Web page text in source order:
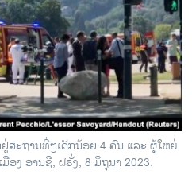
ສະ​ຖານ​ທີ່ໆ​ເດັກ​ນ້ອຍ 4 ຄົນ ແລະ ຜູ້​ໃຫຍ່
ອງ ອານ​ຊີ, ຝຣັ່ງ, 8 ມິ​ຖຸ​ນາ 2023.